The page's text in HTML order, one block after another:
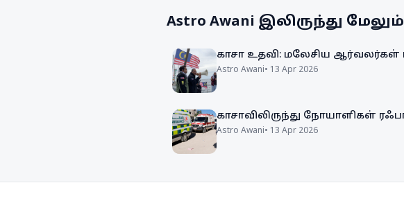
Astro Awani இலிருந்து மேலும்
காசா உதவி: மலேசிய ஆர்வலர்கள்
Astro Awani• 13 Apr 2026
காசாவிலிருந்து நோயாளிகள்
Astro Awani• 13 Apr 2026